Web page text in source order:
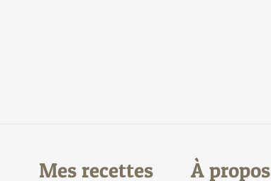
Mes recettes À propos